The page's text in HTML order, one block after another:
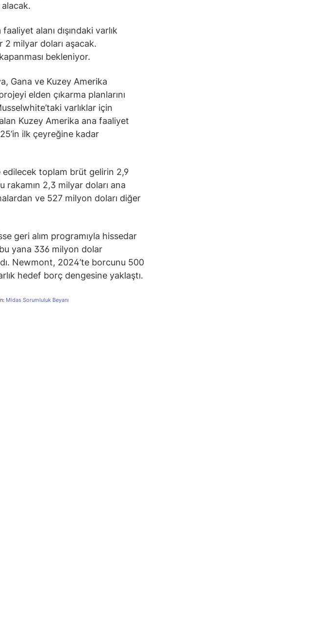
alanı dışındaki varlık
2 milyar doları aşacak.
bekleniyor.
Gana ve Kuzey Amerika
elden çıkarma planlarını
varlıklar için
Kuzey Amerika ana faaliyet
ilk çeyreğine kadar
toplam brüt gelirin 2,9
rakamın 2,3 milyar doları ana
ve 527 milyon doları diğer
geri alım programıyla hissedar
yana 336 milyon dolar
Newmont, 2024’te borcunu 500
hedef borç dengesine yaklaştı.
Midas Sorumluluk Beyanı